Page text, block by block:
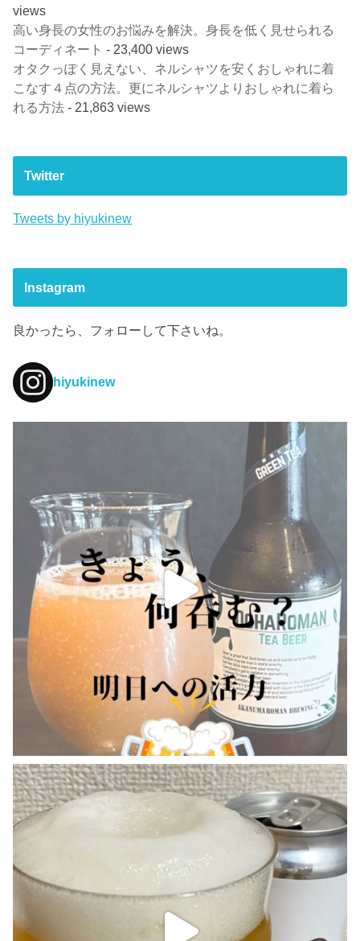
views
高い身長の女性のお悩みを解決。身長を低く見せられる
コーディネート - 23,400 views
オタクっぽく見えない、ネルシャツを安くおしゃれに着
こなす４点の方法。更にネルシャツよりおしゃれに着ら
れる方法 - 21,863 views
Twitter
Tweets by hiyukinew
Instagram
良かったら、フォローして下さいね。
hiyukinew